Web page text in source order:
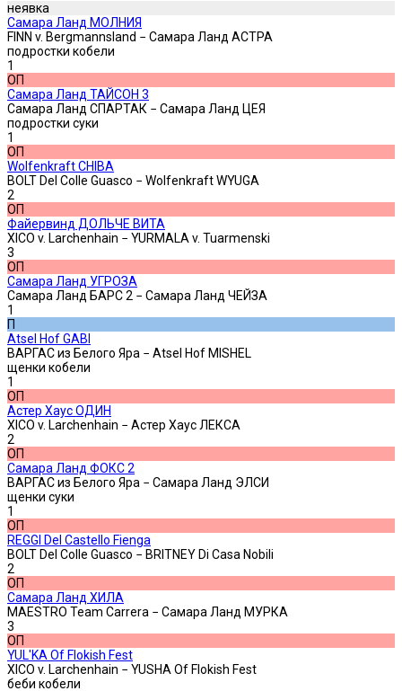
неявка
Самара Ланд МОЛНИЯ
FINN v. Bergmannsland − Самара Ланд АСТРА
подростки кобели
1
ОП
Самара Ланд ТАЙСОН 3
Самара Ланд СПАРТАК − Самара Ланд ЦЕЯ
подростки суки
1
ОП
Wolfenkraft CHIBA
BOLT Del Colle Guasco − Wolfenkraft WYUGA
2
ОП
Файервинд ДОЛЬЧЕ ВИТА
XICO v. Larchenhain − YURMALA v. Tuarmenski
3
ОП
Самара Ланд УГРОЗА
Самара Ланд БАРС 2 − Самара Ланд ЧЕЙЗА
1
П
Atsel Hof GABI
ВАРГАС из Белого Яра − Atsel Hof MISHEL
щенки кобели
1
ОП
Астер Хаус ОДИН
XICO v. Larchenhain − Астер Хаус ЛЕКСА
2
ОП
Самара Ланд ФОКС 2
ВАРГАС из Белого Яра − Самара Ланд ЭЛСИ
щенки суки
1
ОП
REGGI Del Castello Fienga
BOLT Del Colle Guasco − BRITNEY Di Casa Nobili
2
ОП
Самара Ланд ХИЛА
MAESTRO Team Carrera − Самара Ланд МУРКА
3
ОП
YUL'KA Of Flokish Fest
XICO v. Larchenhain − YUSHA Of Flokish Fest
беби кобели